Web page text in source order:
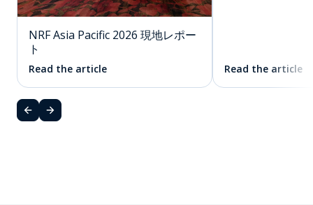
NRF Asia Pacific 2026 現地レポー
ト
Read the article Read the article